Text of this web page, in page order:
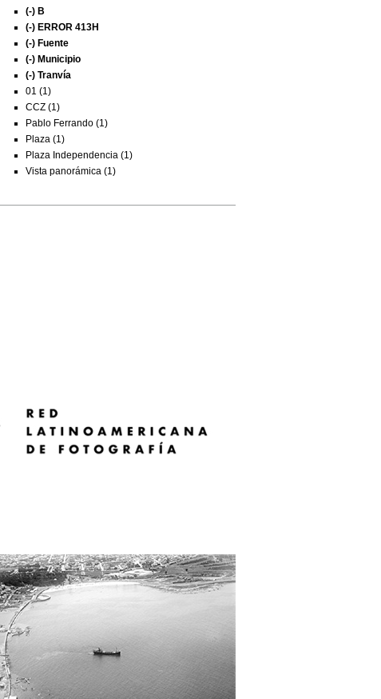
(-) B
(-) ERROR 413H
(-) Fuente
(-) Municipio
(-) Tranvía
01 (1)
CCZ (1)
Pablo Ferrando (1)
Plaza (1)
Plaza Independencia (1)
Vista panorámica (1)